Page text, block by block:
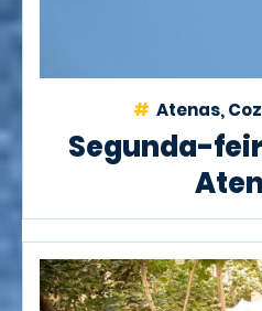
Atenas,
Segunda-